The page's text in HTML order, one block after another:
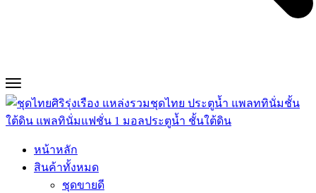
หน้าหลัก
สินค้าทั้งหมด
ชุดขายดี